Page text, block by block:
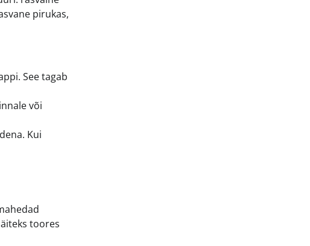
pirukas,
See tagab
või
Kui
toores